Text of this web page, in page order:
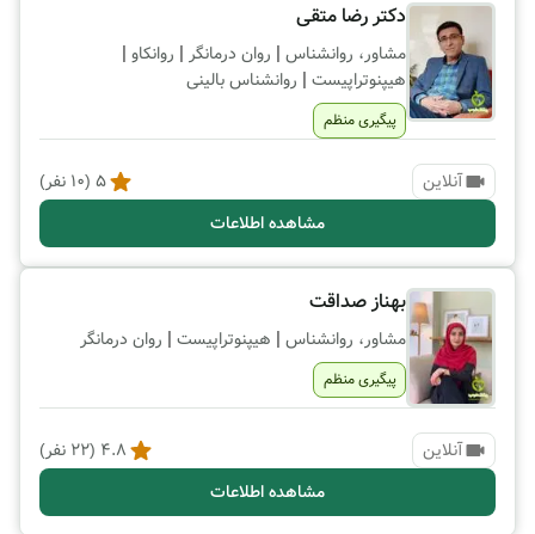
دکتر رضا متقی
مشاور، روانشناس | روان درمانگر | روانکاو |
هیپنوتراپیست | روانشناس بالینی
پیگیری منظم
آنلاین 5
(
10 نفر)
مشاهده اطلاعات
بهناز صداقت
مشاور، روانشناس | هیپنوتراپیست | روان درمانگر
پیگیری منظم
آنلاین 4.8
(
22 نفر)
مشاهده اطلاعات